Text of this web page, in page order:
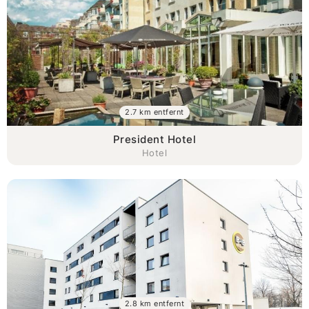
President Hotel
Hotel
2.7 km entfernt
2.8 km entfernt